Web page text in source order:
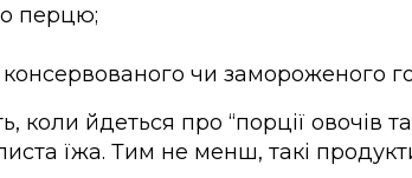
перцю;
чи замороженого
коли йдеться про “порції овочів
їжа. Тим не менш, такі